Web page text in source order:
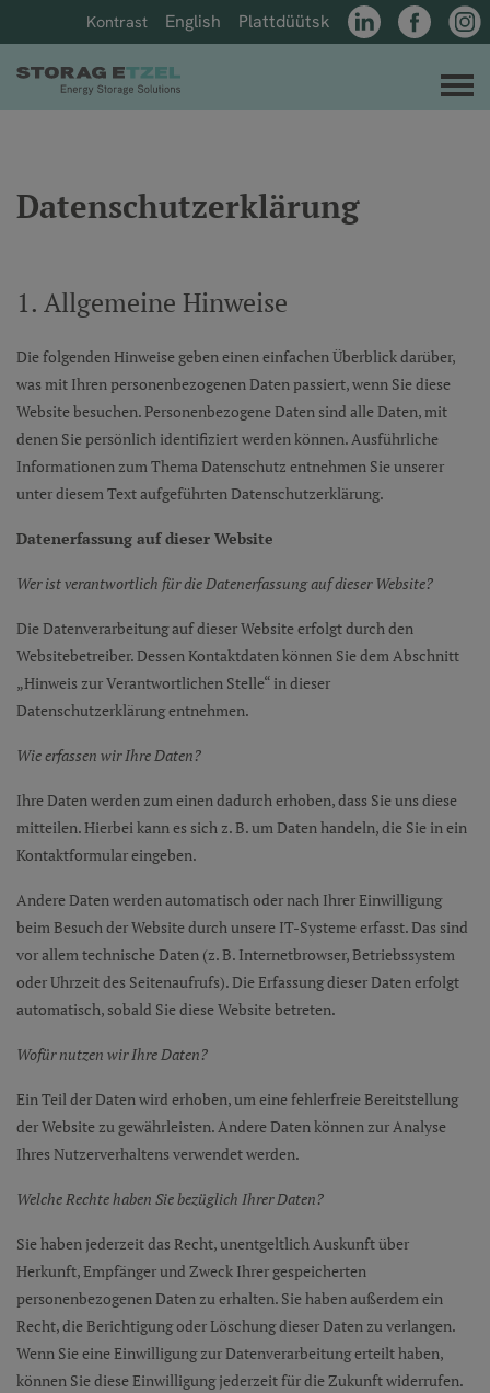
zum Inhalt der Seite springen
zur Hauptnavigation springen
Kontrast English Plattdüütsk
LinkedInFacebook
Datenschutzerklärung
1. Allgemeine Hinweise
Die folgenden Hinweise geben einen einfachen Überblick darüber,
was mit Ihren personenbezogenen Daten passiert, wenn Sie diese
Website besuchen. Personenbezogene Daten sind alle Daten, mit
denen Sie persönlich identifiziert werden können. Ausführliche
Informationen zum Thema Datenschutz entnehmen Sie unserer
unter diesem Text aufgeführten Datenschutzerklärung.
Datenerfassung auf dieser Website
Wer ist verantwortlich für die Datenerfassung auf dieser Website?
Die Datenverarbeitung auf dieser Website erfolgt durch den
Websitebetreiber. Dessen Kontaktdaten können Sie dem Abschnitt
„Hinweis zur Verantwortlichen Stelle“ in dieser
Datenschutzerklärung entnehmen.
Wie erfassen wir Ihre Daten?
Ihre Daten werden zum einen dadurch erhoben, dass Sie uns diese
mitteilen. Hierbei kann es sich z. B. um Daten handeln, die Sie in ein
Kontaktformular eingeben.
Andere Daten werden automatisch oder nach Ihrer Einwilligung
beim Besuch der Website durch unsere IT-Systeme erfasst. Das sind
vor allem technische Daten (z. B. Internetbrowser, Betriebssystem
oder Uhrzeit des Seitenaufrufs). Die Erfassung dieser Daten erfolgt
automatisch, sobald Sie diese Website betreten.
Wofür nutzen wir Ihre Daten?
Ein Teil der Daten wird erhoben, um eine fehlerfreie Bereitstellung
der Website zu gewährleisten. Andere Daten können zur Analyse
Ihres Nutzerverhaltens verwendet werden.
Welche Rechte haben Sie bezüglich Ihrer Daten?
Sie haben jederzeit das Recht, unentgeltlich Auskunft über
Herkunft, Empfänger und Zweck Ihrer gespeicherten
personenbezogenen Daten zu erhalten. Sie haben außerdem ein
Recht, die Berichtigung oder Löschung dieser Daten zu verlangen.
Wenn Sie eine Einwilligung zur Datenverarbeitung erteilt haben,
können Sie diese Einwilligung jederzeit für die Zukunft widerrufen.